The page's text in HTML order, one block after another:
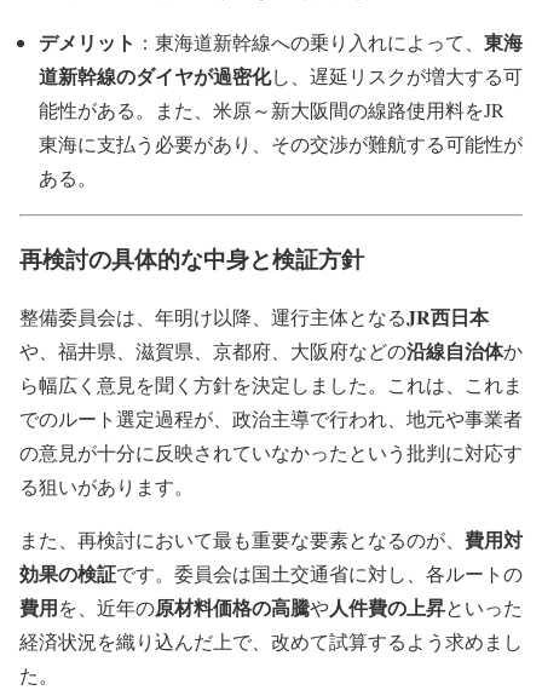
デメリット ：東海道新幹線への乗り入れによって、 東海
道新幹線のダイヤが過密化し、遅延リスクが増大する可
能性がある。また、米原～新大阪間の線路使用料をJR
東海に支払う必要があり、その交渉が難航する可能性が
ある。
再検討の具体的な中身と検証方針
整備委員会は、年明け以降、運行主体となるJR西日本
や、福井県、滋賀県、京都府、大阪府などの沿線自治体か
ら幅広く意見を聞く方針を決定しました。これは、これま
でのルート選定過程が、政治主導で行われ、地元や事業者
の意見が十分に反映されていなかったという批判に対応す
る狙いがあります。
また、再検討において最も重要な要素となるのが、 費用対
効果の検証です。委員会は国土交通省に対し、各ルートの
費用を、近年の原材料価格の高騰や人件費の上昇といった
経済状況を織り込んだ上で、改めて試算するよう求めまし
た。